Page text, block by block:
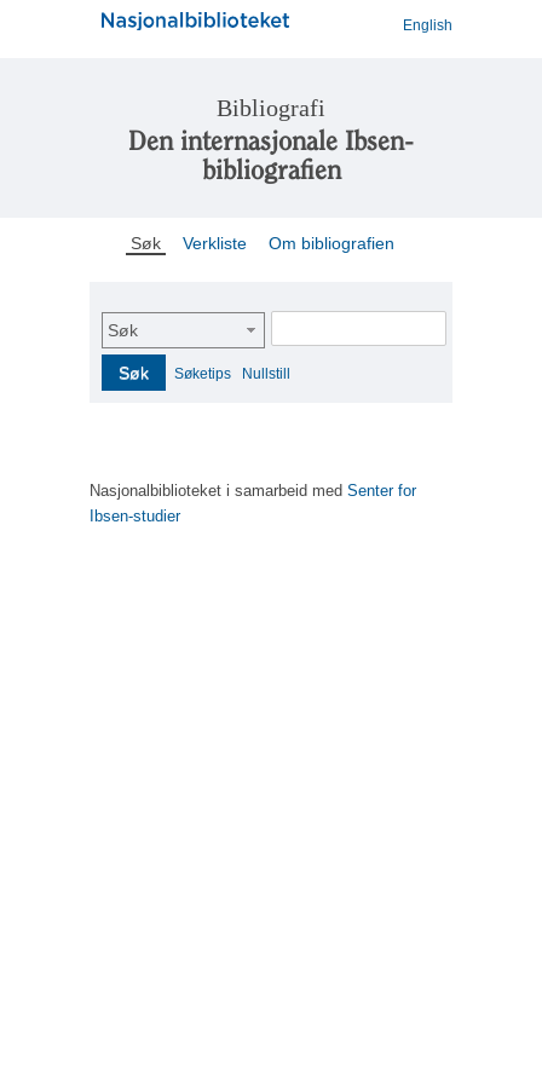
English
Bibliografi
Den internasjonale Ibsen-
bibliografien
Søk Verkliste Om bibliografien
Søk
Søk Søketips Nullstill
Nasjonalbiblioteket i samarbeid med Senter for
Ibsen-studier